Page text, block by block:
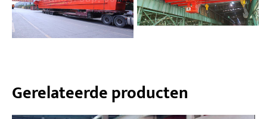
Gerelateerde producten